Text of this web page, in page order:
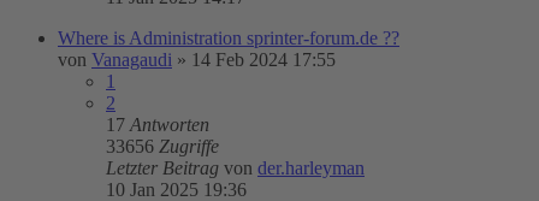
Where is Administration sprinter-forum.de ??
von Vanagaudi » 14 Feb 2024 17:55
1
2
17 Antworten
33656 Zugriffe
Letzter Beitrag von der.harleyman
10 Jan 2025 19:36